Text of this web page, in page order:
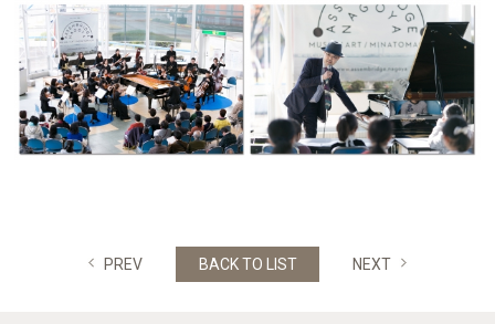
PREV NEXT
BACK TO LIST